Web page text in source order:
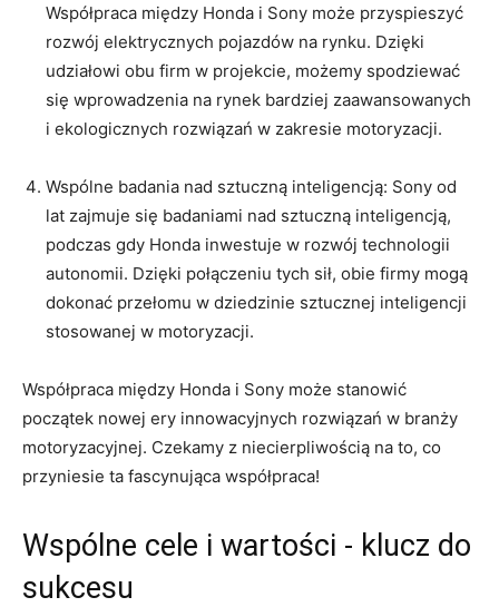
Współpraca między Honda i Sony może ​przyspieszyć
rozwój elektrycznych pojazdów⁣ na rynku. Dzięki
udziałowi obu firm‍ w projekcie, możemy spodziewać
się wprowadzenia na rynek bardziej ‌zaawansowanych
i ekologicznych rozwiązań w zakresie motoryzacji.
Wspólne badania nad sztuczną⁤ inteligencją: Sony od
lat zajmuje⁢ się badaniami ⁣nad sztuczną inteligencją,
podczas gdy ⁤Honda inwestuje ​w ⁤rozwój technologii
autonomii. Dzięki połączeniu ⁣tych sił, obie firmy mogą
dokonać ‌przełomu w dziedzinie sztucznej inteligencji⁣
stosowanej w motoryzacji.
Współpraca​ między‍ Honda i‍ Sony może⁣ stanowić
początek ‍nowej ⁢ery innowacyjnych rozwiązań ⁤w branży
motoryzacyjnej. Czekamy z ‍niecierpliwością na to, co⁤
przyniesie ta fascynująca współpraca!
Wspólne cele ‍i⁤ wartości⁤ -⁢ klucz do
sukcesu